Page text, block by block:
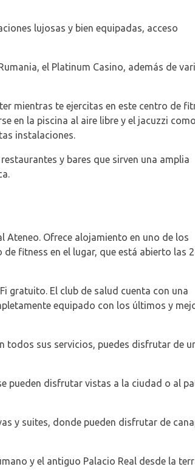
lujosas y bien equipadas, acceso
el Platinum Casino, además de
mientras te ejercitas en este centro de
en la piscina al aire libre y el jacuzzi como
instalaciones.
y bares que sirven una amplia
Ateneo. Ofrece alojamiento en uno de los
fitness en el lugar, que está abierto las
gratuito. El club de salud cuenta con una
equipado con los últimos y
todos sus servicios, puedes disfrutar de
pueden disfrutar vistas a la ciudad o al
y suites, donde pueden disfrutar de
y el antiguo Palacio Real desde la